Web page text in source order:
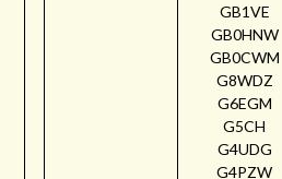
GB1VE
GB0HNW
GB0CWM
G8WDZ
G6EGM
G5CH
G4UDG
G4PZW